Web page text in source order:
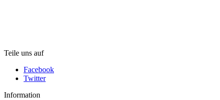
Teile uns auf
Facebook
Twitter
Information